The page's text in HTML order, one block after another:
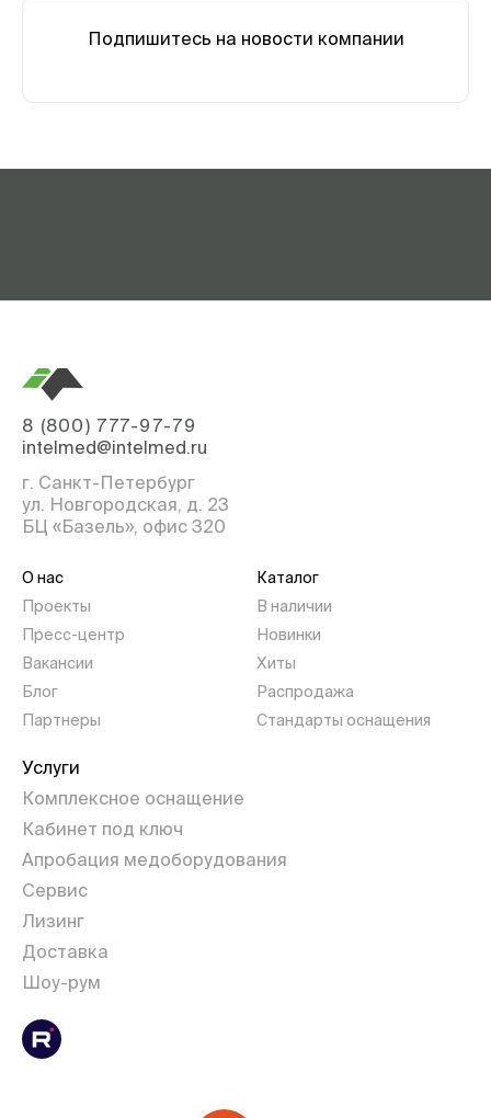
Подпишитесь на новости компании
8 (800) 777-97-79
intelmed@intelmed.ru
г. Санкт-Петербург
ул. Новгородская, д. 23
БЦ «Базель», офис 320
О нас
Проекты
Пресс-центр
Вакансии
Блог
Партнеры
Каталог
В наличии
Новинки
Хиты
Распродажа
Стандарты оснащения
Услуги
Комплексное оснащение
Кабинет под ключ
Апробация медоборудования
Сервис
Лизинг
Доставка
Шоу-рум